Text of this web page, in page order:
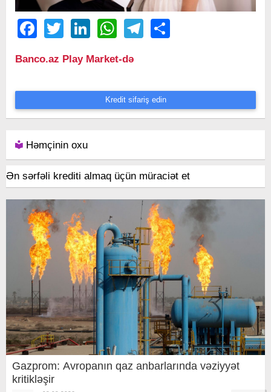
FacebookTwitter LinkedIn WhatsAppTelegram
Banco.az Play Market-də
Kredit sifariş edin
Həmçinin oxu
Ən sərfəli krediti almaq üçün müraciət et
Gazprom: Avropanın qaz anbarlarında vəziyyət
kritikləşir